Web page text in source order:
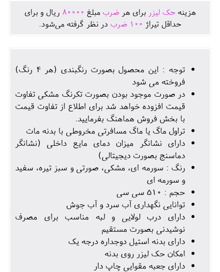
هزينهحک لیزر برای هرضرب مبلغ 80000 ريال و برای
حداقل تيراژ 100 ضرب در نظر گرفته می‌شود.
توجه : این محصول بصورت رنگبندی (هر 4 رنگ)
فروخته می شود
در صورت موجود بودن بصورت تکرنگ مشکی تفاوت
قیمت افزوده خواهد شد برای اطلاع از تفاوت قیمت
با بخش فروش هماهنگ بفرمایید.
تراول ماگ یا ماگ مسافرتی مخروطی با بدنه مات
دارای نشانگر میزان دمای مایع داخلی (نشانگر
دماسنج بصورت دیجیتالی)
رنگ : سورمه ای، مشکی، صورتی و سبز تیره، سفید
و سورمه ای
حجم : 510 سی سی
توانایی نگهداری آب سرد و آب جوش
دارای درب لولایی و لبه مناسب برای مصرف
نوشیدنی بصورت مستقیم
دارای بدنه استیل دوجداره درجه یک
امکان حک لیزر روی بدنه
دارای جعبه مقوایی چاپ دار